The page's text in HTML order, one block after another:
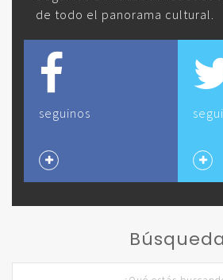
de todo el panorama cultural.
seguinos
Búsqueda